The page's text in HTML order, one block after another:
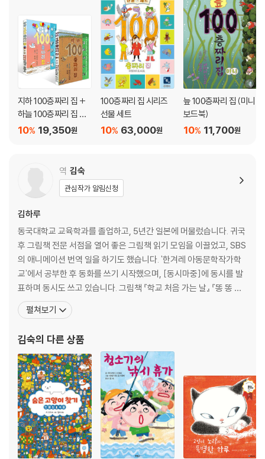
지하 100층짜리 집 +
하늘 100층짜리 집 세
트
19,350원
10%
100층짜리 집 시리즈
선물 세트
63,000원
10%
늪 100층짜리 집 (미니
보드북)
11,700원
10%
역 김숙
관심작가 알림신청
김하루
동국대학교 교육학과를 졸업하고, 5년간 일본에 머물렀습니다. 귀국
후 그림책 전문 서점을 열어 좋은 그림책 읽기 모임을 이끌었고, SBS
의 애니메이션 번역 일을 하기도 했습니다. '한겨레 아동문학작가학
교'에서 공부한 후 동화를 쓰기 시작했으며, [동시마중]에 동시를 발
표하며 동시도 쓰고 있습니다. 그림책 『학교 처음 가는 날』 『똥 똥 개
똥 밥』 『봄이 준 선물』 『노도새』 『이야기보따리를 훔친 호랑이』와 동
화 『한국 아이+태국 아이, 한태』 『소원을 이뤄주는 황금 올빼미 꿈
지 못하는 반딧불이』 「100층짜리 집
펼쳐보기
김숙의 다른 상품